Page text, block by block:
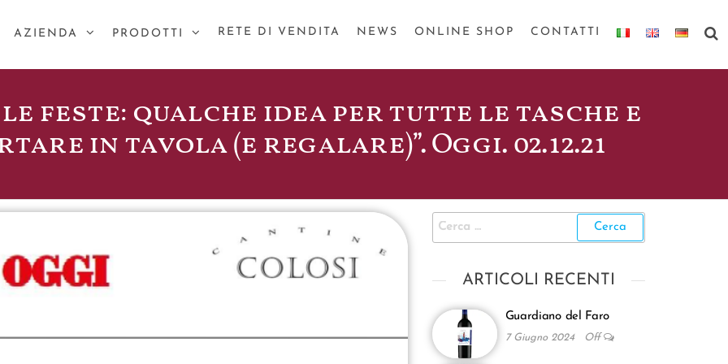
AZIENDA PRODOTTI RETE DI VENDITA NEWS ONLINE SHOP CONTATTI
le feste: qualche idea per tutte le tasche e
in tavola (e regalare)”. Oggi. 02.12.21
ARTICOLI RECENTI
Guardiano del Faro
7 Giugno 2024 Off